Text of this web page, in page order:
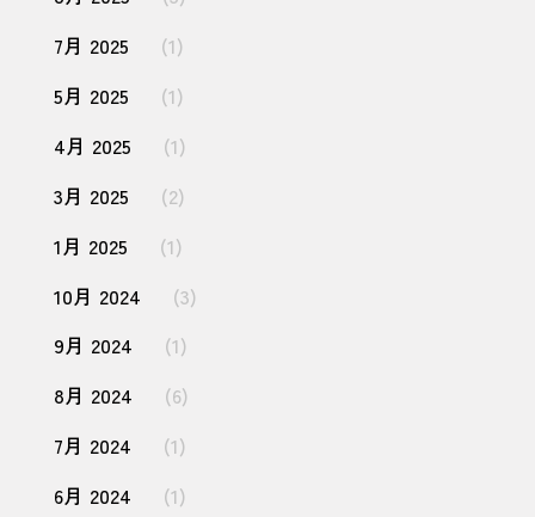
7月 2025
(1)
5月 2025
(1)
4月 2025
(1)
3月 2025
(2)
1月 2025
(1)
10月 2024
(3)
9月 2024
(1)
8月 2024
(6)
7月 2024
(1)
6月 2024
(1)